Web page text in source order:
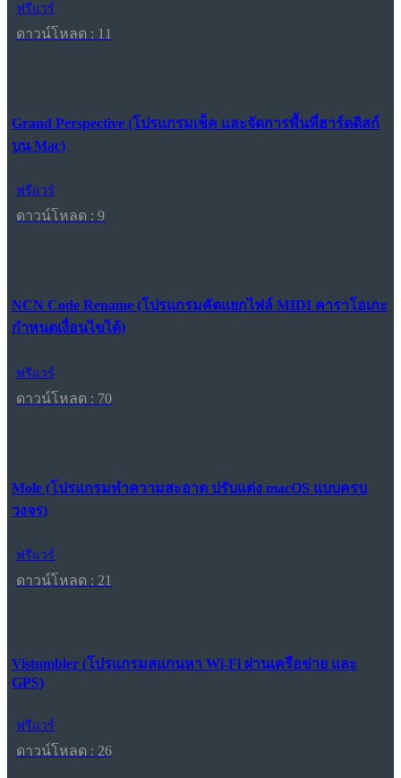
ฟรีแวร์
ดาวน์โหลด : 11
Grand Perspective (โปรแกรมเช็ค และจัดการพื้นที่ฮาร์ดดิสก์
บน Mac)
ฟรีแวร์
ดาวน์โหลด : 9
NCN Code Rename (โปรแกรมคัดแยกไฟล์ MIDI คาราโอเกะ
กำหนดเงื่อนไขได้)
ฟรีแวร์
ดาวน์โหลด : 70
Mole (โปรแกรมทำความสะอาด ปรับแต่ง macOS แบบครบ
วงจร)
ฟรีแวร์
ดาวน์โหลด : 21
Vistumbler (โปรแกรมสแกนหา Wi-Fi ผ่านเครือข่าย และ
GPS)
ฟรีแวร์
ดาวน์โหลด : 26